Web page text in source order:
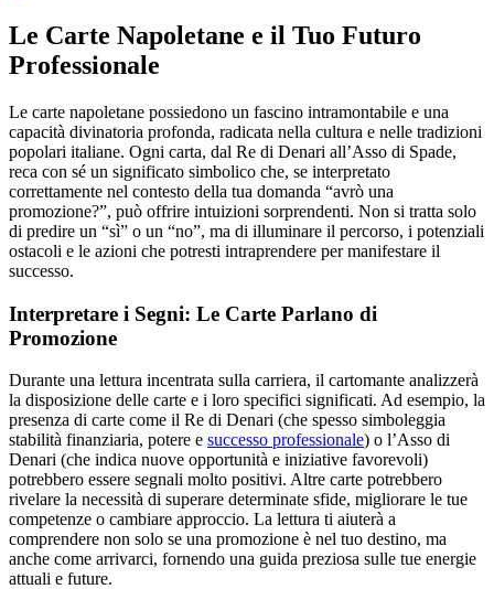
Le Carte Napoletane e il Tuo Futuro
Professionale
Le carte napoletane possiedono un fascino intramontabile e una
capacità divinatoria profonda, radicata nella cultura e nelle tradizioni
popolari italiane. Ogni carta, dal Re di Denari all’Asso di Spade,
reca con sé un significato simbolico che, se interpretato
correttamente nel contesto della tua domanda “avrò una
promozione?”, può offrire intuizioni sorprendenti. Non si tratta solo
di predire un “sì” o un “no”, ma di illuminare il percorso, i potenziali
ostacoli e le azioni che potresti intraprendere per manifestare il
successo.
Interpretare i Segni: Le Carte Parlano di
Promozione
Durante una lettura incentrata sulla carriera, il cartomante analizzerà
la disposizione delle carte e i loro specifici significati. Ad esempio, la
presenza di carte come il Re di Denari (che spesso simboleggia
stabilità finanziaria, potere e successo professionale) o l’Asso di
Denari (che indica nuove opportunità e iniziative favorevoli)
potrebbero essere segnali molto positivi. Altre carte potrebbero
rivelare la necessità di superare determinate sfide, migliorare le tue
competenze o cambiare approccio. La lettura ti aiuterà a
comprendere non solo se una promozione è nel tuo destino, ma
anche come arrivarci, fornendo una guida preziosa sulle tue energie
attuali e future.